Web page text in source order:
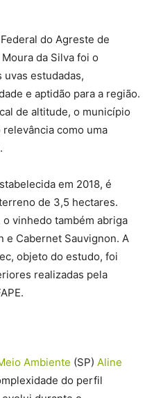
do Agreste de
da Silva foi o
uvas estudadas,
e aptidão para a região.
de altitude, o município
como uma
em 2018, é
de 3,5 hectares.
vinhedo também abriga
e Cabernet Sauvignon. A
objeto do estudo, foi
realizadas pela
Ambiente (SP) Aline
do perfil